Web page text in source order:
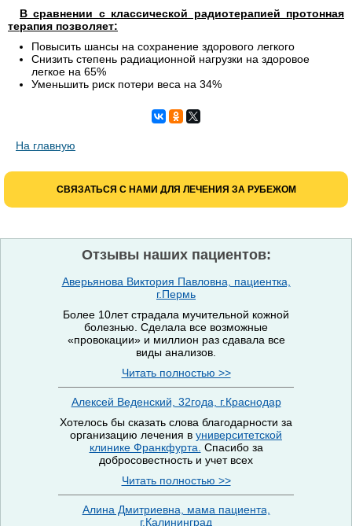
В сравнении с классической радиотерапией протонная
терапия позволяет:
Повысить шансы на сохранение здорового легкого
Снизить степень радиационной нагрузки на здоровое
легкое на 65%
Уменьшить риск потери веса на 34%
На главную
СВЯЗАТЬСЯ С НАМИ ДЛЯ ЛЕЧЕНИЯ ЗА РУБЕЖОМ
Отзывы наших пациентов:
Аверьянова Виктория Павловна, пациентка,
г.Пермь
Более 10лет страдала мучительной кожной
болезнью. Сделала все возможные
«провокации» и миллион раз сдавала все
виды анализов.
Читать полностью >>
Алексей Веденский, 32года, г.Краснодар
Хотелось бы сказать слова благодарности за
организацию лечения в университетской
клинике Франкфурта. Спасибо за
добросовестность и учет всех
Читать полностью >>
Алина Дмитриевна, мама пациента,
г.Калининград